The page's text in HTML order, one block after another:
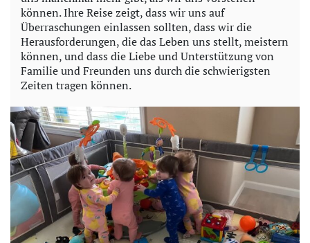
können. Ihre Reise zeigt, dass wir uns auf
Überraschungen einlassen sollten, dass wir die
Herausforderungen, die das Leben uns stellt, meistern
können, und dass die Liebe und Unterstützung von
Familie und Freunden uns durch die schwierigsten
Zeiten tragen können.